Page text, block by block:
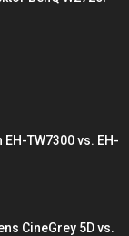
TW7300 vs. EH-
CineGrey 5D vs.